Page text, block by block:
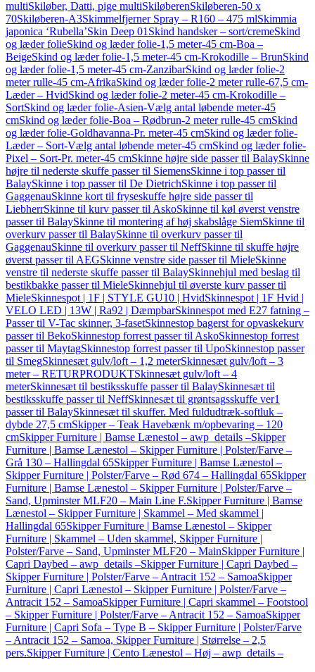
multiSkiløber, Datti, pige multiSkiløberenSkiløberen-50 x
70Skiløberen-A3Skimmelfjerner Spray – R160 – 475 mlSkimmia
japonica ‘Rubella’Skin Deep 01 Skind handsker – sort/cremeSkind
og læder folieSkind og læder folie-1,5 meter-45 cm-Boa –
BeigeSkind og læder folie-1,5 meter-45 cm-Krokodille – BrunSkind
og læder folie-1,5 meter-45 cm-ZanzibarSkind og læder folie-2
meter rulle-45 cm-AfrikaSkind og læder folie-2 meter rulle-67,5 cm-
Læder – HvidSkind og læder folie-2 meter-45 cm-Krokodille –
SortSkind og læder folie-Asien-Vælg antal løbende meter-45
cmSkind og læder folie-Boa – Rødbrun-2 meter rulle-45 cmSkind
og læder folie-Goldhavanna-Pr. meter-45 cmSkind og læder folie-
Læder – Sort-Vælg antal løbende meter-45 cmSkind og læder folie-
Pixel – Sort-Pr. meter-45 cmSkinne højre side passer til BalaySkinne
højre til nederste skuffe passer til SiemensSkinne i top passer til
BalaySkinne i top passer til De DietrichSkinne i top passer til
GaggenauSkinne kort til fryseskuffe højre side passer til
LiebherrSkinne til kurv passer til AskoSkinne til køl øverst venstre
passer til BalaySkinne til montering af høj skabslåge SiemSkinne til
overkurv passer til BalaySkinne til overkurv passer til
GaggenauSkinne til overkurv passer til NeffSkinne til skuffe højre
øverst passer til AEGSkinne venstre side passer til MieleSkinne
venstre til nederste skuffe passer til BalaySkinnehjul med beslag til
bestikbakke passer til MieleSkinnehjul til øverste kurv passer til
MieleSkinnespot | 1F | STYLE GU10 | HvidSkinnespot | 1F Hvid |
VELO LED | 13W | Ra92 | DæmpbarSkinnespot med E27 fatning –
Passer til V-Tac skinner, 3-fasetSkinnestop bagerst for opvaskekurv
passer til BekoSkinnestop forrest passer til AskoSkinnestop forrest
passer til MaytagSkinnestop forrest passer til UpoSkinnestop passer
til SmegSkinnesæt gulv/loft – 1,2 meterSkinnesæt gulv/loft – 3
meter – RETURPRODUKTSkinnesæt gulv/loft – 4
meterSkinnesæt til bestiksskuffe passer til BalaySkinnesæt til
bestiksskuffe passer til NeffSkinnesæt til grøntsagsskuffe ver1
passer til BalaySkinnesæt til skuffer. Med fuldudtræk-softluk –
dybde 27,5 cmSkipper – Teak Havebænk m/opbevaring – 120
cmSkipper Furniture | Bamse Lænestol – awp_details –Skipper
Furniture | Bamse Lænestol – Skipper Furniture | Polster/Farve –
Grå 130 – Hallingdal 65Skipper Furniture | Bamse Lænestol –
Skipper Furniture | Polster/Farve – Rød 674 – Hallingdal 65Skipper
Furniture | Bamse Lænestol – Skipper Furniture | Polster/Farve –
Sand, Upminster MLF20 – Main Line F.Skipper Furniture | Bamse
Lænestol – Skipper Furniture | Skammel – Med skammel |
Hallingdal 65Skipper Furniture | Bamse Lænestol – Skipper
Furniture | Skammel – Uden skammel, Skipper Furniture |
Polster/Farve – Sand, Upminster MLF20 – MainSkipper Furniture |
Capri Daybed – awp_details –Skipper Furniture | Capri Daybed –
Skipper Furniture | Polster/Farve – Antracit 152 – SamoaSkipper
Furniture | Capri Lænestol – Skipper Furniture | Polster/Farve –
Antracit 152 – SamoaSkipper Furniture | Capri skammel – Footstool
– Skipper Furniture | Polster/Farve – Antracit 152 – SamoaSkipper
Furniture | Capri Sofa – Type B – Skipper Furniture | Polster/Farve
– Antracit 152 – Samoa, Skipper Furniture | Størrelse – 2,5
pers.Skipper Furniture | Cento Lænestol – Høj – awp_details –